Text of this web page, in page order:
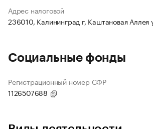
Адрес налоговой
236010, Калининград г, Каштановая Аллея
Социальные фонды
Регистрационный номер СФР
1126507688